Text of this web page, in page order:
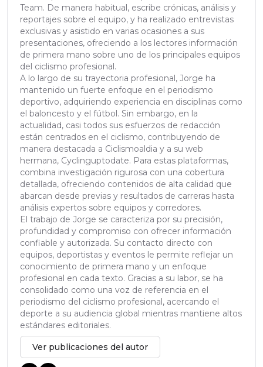
Team. De manera habitual, escribe crónicas, análisis y
reportajes sobre el equipo, y ha realizado entrevistas
exclusivas y asistido en varias ocasiones a sus
presentaciones, ofreciendo a los lectores información
de primera mano sobre uno de los principales equipos
del ciclismo profesional.
A lo largo de su trayectoria profesional, Jorge ha
mantenido un fuerte enfoque en el periodismo
deportivo, adquiriendo experiencia en disciplinas como
el baloncesto y el fútbol. Sin embargo, en la
actualidad, casi todos sus esfuerzos de redacción
están centrados en el ciclismo, contribuyendo de
manera destacada a Ciclismoaldia y a su web
hermana, Cyclinguptodate. Para estas plataformas,
combina investigación rigurosa con una cobertura
detallada, ofreciendo contenidos de alta calidad que
abarcan desde previas y resultados de carreras hasta
análisis expertos sobre equipos y corredores.
El trabajo de Jorge se caracteriza por su precisión,
profundidad y compromiso con ofrecer información
confiable y autorizada. Su contacto directo con
equipos, deportistas y eventos le permite reflejar un
conocimiento de primera mano y un enfoque
profesional en cada texto. Gracias a su labor, se ha
consolidado como una voz de referencia en el
periodismo del ciclismo profesional, acercando el
deporte a su audiencia global mientras mantiene altos
estándares editoriales.
Ver publicaciones del autor